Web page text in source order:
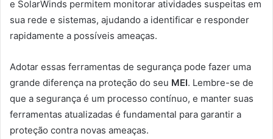
e SolarWinds permitem monitorar atividades suspeitas em
sua rede e sistemas, ajudando a identificar e responder
rapidamente a possíveis ameaças.
Adotar essas ferramentas de segurança pode fazer uma
grande diferença na proteção do seu MEI. Lembre-se de
que a segurança é um processo contínuo, e manter suas
ferramentas atualizadas é fundamental para garantir a
proteção contra novas ameaças.